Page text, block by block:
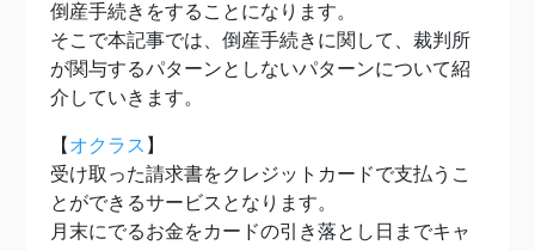
倒産手続きをすることになります。
そこで本記事では、倒産手続きに関して、裁判所
が関与するパターンとしないパターンについて紹
介していきます。
【 オクラス 】
受け取った請求書をクレジットカードで支払うこ
とができるサービスとなります。
月末にでるお金をカードの引き落とし日までキャ